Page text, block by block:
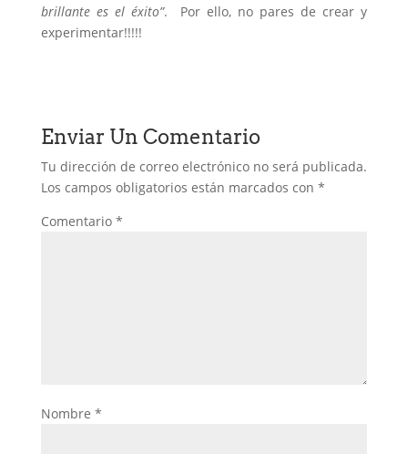
brillante es el éxito”. Por ello, no pares de crear y
experimentar!!!!!
Enviar Un Comentario
Tu dirección de correo electrónico no será publicada.
Los campos obligatorios están marcados con *
Comentario *
Nombre *